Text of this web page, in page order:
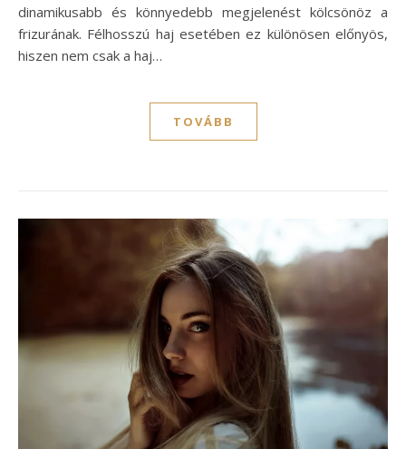
dinamikusabb és könnyedebb megjelenést kölcsönöz a
frizurának. Félhosszú haj esetében ez különösen előnyös,
hiszen nem csak a haj…
TOVÁBB